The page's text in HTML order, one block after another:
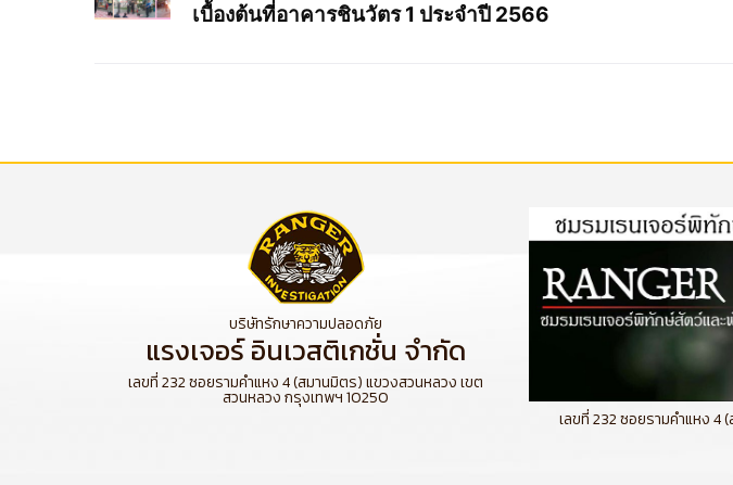
เบื้องต้นที่อาคารชินวัตร 1 ประจำปี 2566
บริษัทรักษาความปลอดภัย
แรงเจอร์ อินเวสติเกชั่น จำกัด
เลขที่ 232 ซอยรามคำแหง 4 (สมานมิตร) แขวงสวนหลวง เขต
สวนหลวง กรุงเทพฯ 10250
เลขที่ 232 ซอยรามคำแหง 4